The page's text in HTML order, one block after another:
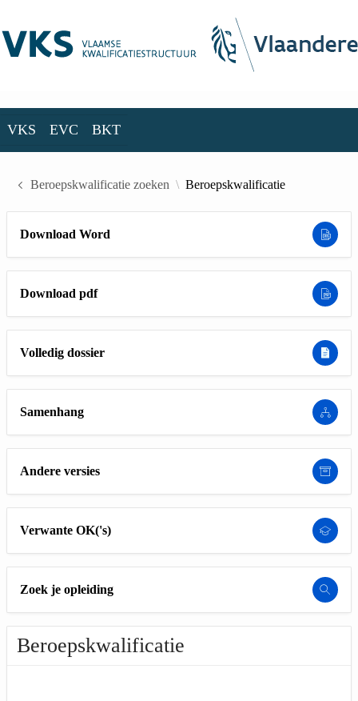
VKS EVC BKT
Beroepskwalificatie zoeken Beroepskwalificatie
Download Word
Download pdf
Volledig dossier
Samenhang
Andere versies
Verwante OK('s)
Zoek je opleiding
Beroepskwalificatie